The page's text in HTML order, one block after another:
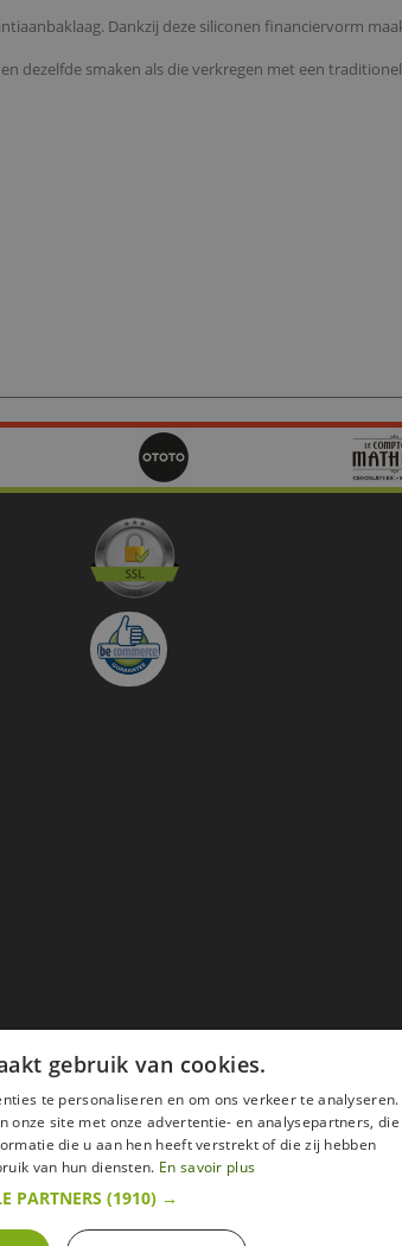
Dankzij deze siliconen financiervorm
dezelfde smaken als die verkregen met een
gebruik van cookies.
te personaliseren en om ons verkeer te analyseren.
onze site met onze advertentie- en analysepartners, die
die u aan hen heeft verstrekt of die zij hebben
van hun diensten. En savoir plus
PARTNERS (1910) →